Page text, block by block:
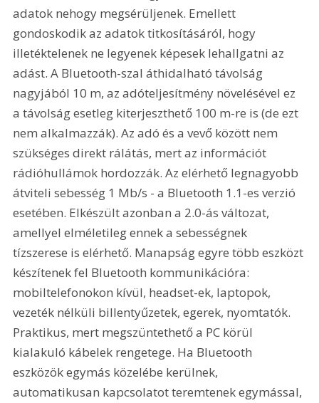
adatok nehogy megsérüljenek. Emellett
gondoskodik az adatok titkosításáról, hogy
illetéktelenek ne legyenek képesek lehallgatni az
adást. A Bluetooth-szal áthidalható távolság
nagyjából 10 m, az adóteljesítmény növelésével ez
a távolság esetleg kiterjeszthető 100 m-re is (de ezt
nem alkalmazzák). Az adó és a vevő között nem
szükséges direkt rálátás, mert az információt
rádióhullámok hordozzák. Az elérhető legnagyobb
átviteli sebesség 1 Mb/s - a Bluetooth 1.1-es verzió
esetében. Elkészült azonban a 2.0-ás változat,
amellyel elméletileg ennek a sebességnek
tízszerese is elérhető. Manapság egyre több eszközt
készítenek fel Bluetooth kommunikációra:
mobiltelefonokon kívül, headset-ek, laptopok,
vezeték nélküli billentyűzetek, egerek, nyomtatók.
Praktikus, mert megszüntethető a PC körül
kialakuló kábelek rengetege. Ha Bluetooth
eszközök egymás közelébe kerülnek,
automatikusan kapcsolatot teremtenek egymással,